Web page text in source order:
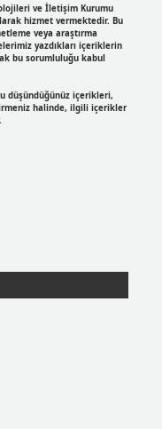
ve İletişim Kurumu
hizmet vermektedir. Bu
veya araştırma
yazdıkları içeriklerin
bu sorumluluğu kabul
düşündüğünüz içerikleri,
halinde, ilgili içerikler